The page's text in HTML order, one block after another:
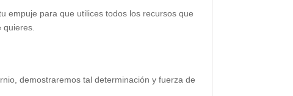
empuje para que utilices todos los recursos que
demostraremos tal determinación y fuerza de